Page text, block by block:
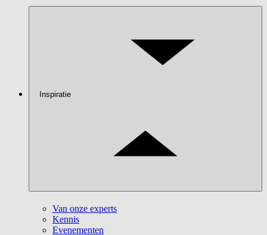
Inspiratie
Van onze experts
Kennis
Evenementen